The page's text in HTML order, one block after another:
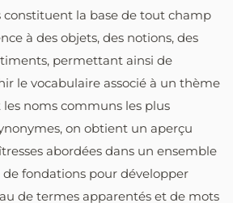
constituent la base de tout champ
à des objets, des notions, des
permettant ainsi de
le vocabulaire associé à un thème
noms communs les plus
on obtient un aperçu
abordées dans un ensemble
de fondations pour développer
de termes apparentés et de mots